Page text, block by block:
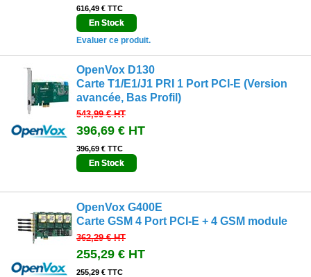
616,49 € TTC
En Stock
Evaluer ce produit.
OpenVox D130
Carte T1/E1/J1 PRI 1 Port PCI-E (Version
avancée, Bas Profil)
543,99 €HT
396,69 € HT
396,69 € TTC
En Stock
OpenVox G400E
Carte GSM 4 Port PCI-E + 4 GSM module
362,29 €HT
255,29 € HT
255,29 € TTC